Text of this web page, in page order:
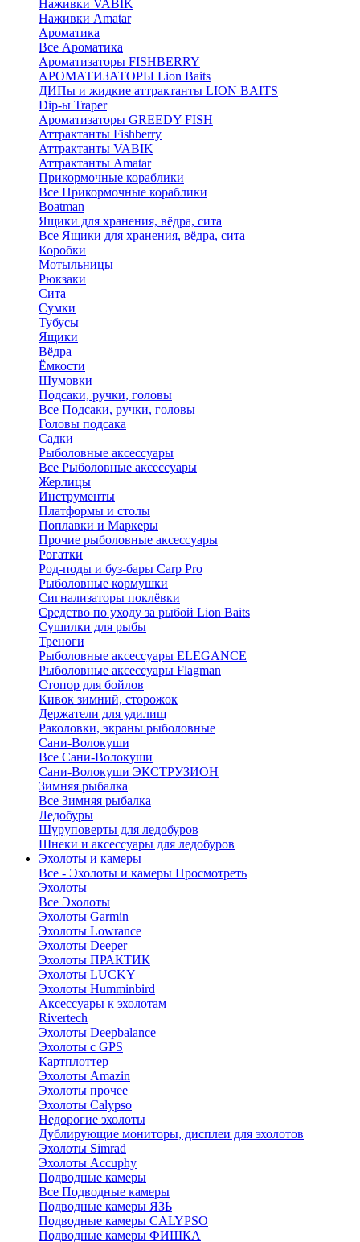
Наживки VABIK
Наживки Amatar
Ароматика
Все Ароматика
Ароматизаторы FISHBERRY
АРОМАТИЗАТОРЫ Lion Baits
ДИПы и жидкие аттрактанты LION BAITS
Dip-ы Traper
Ароматизаторы GREEDY FISH
Аттрактанты Fishberry
Аттрактанты VABIK
Аттрактанты Amatar
Прикормочные кораблики
Все Прикормочные кораблики
Boatman
Ящики для хранения, вёдра, сита
Все Ящики для хранения, вёдра, сита
Коробки
Мотыльницы
Рюкзаки
Сита
Сумки
Тубусы
Ящики
Вёдра
Ёмкости
Шумовки
Подсаки, ручки, головы
Все Подсаки, ручки, головы
Головы подсака
Садки
Рыболовные аксессуары
Все Рыболовные аксессуары
Жерлицы
Инструменты
Платформы и столы
Поплавки и Маркеры
Прочие рыболовные аксессуары
Рогатки
Род-поды и буз-бары Carp Pro
Рыболовные кормушки
Сигнализаторы поклёвки
Средство по уходу за рыбой Lion Baits
Сушилки для рыбы
Треноги
Рыболовные аксессуары ELEGANCE
Рыболовные аксессуары Flagman
Стопор для бойлов
Кивок зимний, сторожок
Держатели для удилищ
Раколовки, экраны рыболовные
Сани-Волокуши
Все Сани-Волокуши
Сани-Волокуши ЭКСТРУЗИОН
Зимняя рыбалка
Все Зимняя рыбалка
Ледобуры
Шуруповерты для ледобуров
Шнеки и аксессуары для ледобуров
Эхолоты и камеры
Все - Эхолоты и камеры Просмотреть
Эхолоты
Все Эхолоты
Эхолоты Garmin
Эхолоты Lowrance
Эхолоты Deeper
Эхолоты ПРАКТИК
Эхолоты LUCKY
Эхолоты Humminbird
Аксессуары к эхолотам
Rivertech
Эхолоты Deepbalance
Эхолоты с GPS
Картплоттер
Эхолоты Amazin
Эхолоты прочее
Эхолоты Calypso
Недорогие эхолоты
Дублирующие мониторы, дисплеи для эхолотов
Эхолоты Simrad
Эхолоты Accuphy
Подводные камеры
Все Подводные камеры
Подводные камеры ЯЗЬ
Подводные камеры CALYPSO
Подводные камеры ФИШКА